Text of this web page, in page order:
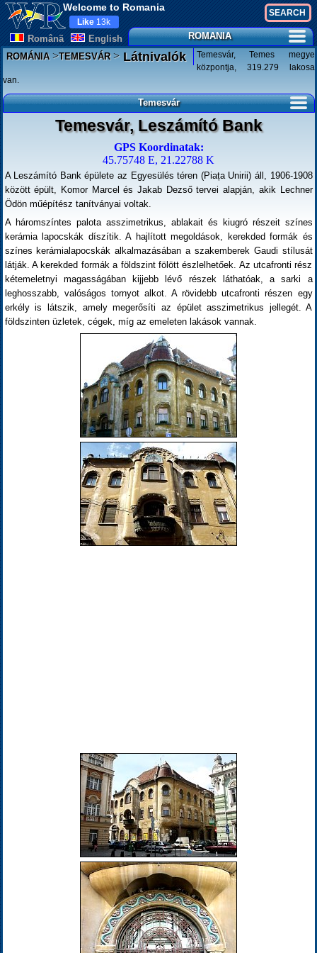
Welcome to Romania
Românã English
Like 13k
ROMANIA
ROMÁNIA>TEMESVÁR>Látnivalók
Temesvár, Temes megye
központja, 319.279 lakosa
van.
Temesvár
Temesvár, Leszámító Bank
GPS Koordinatak:
45.75748 E, 21.22788 K
A Leszámító Bank épülete az Egyesülés téren (Piața Unirii) áll, 1906-1908
között épült, Komor Marcel és Jakab Dezső tervei alapján, akik Lechner
Ödön műépítész tanítványai voltak.
A háromszíntes palota asszimetrikus, ablakait és kiugró részeit színes
kerámia lapocskák díszítik. A hajlított megoldások, kerekded formák és
színes kerámialapocskák alkalmazásában a szakemberek Gaudi stílusát
látják. A kerekded formák a földszint fölött észlelhetőek. Az utcafronti rész
kétemeletnyi magasságában kijjebb lévő részek láthatóak, a sarki a
leghosszabb, valóságos tornyot alkot. A rövidebb utcafronti részen egy
erkély is látszik, amely megerősíti az épület asszimetrikus jellegét. A
földszinten üzletek, cégek, míg az emeleten lakások vannak.